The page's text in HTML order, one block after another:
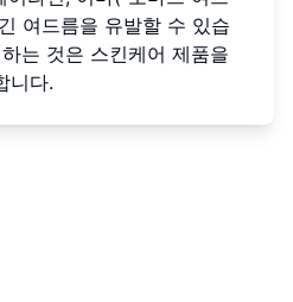
여드름을 유발할 수 있습
는 것은 스킨케어 제품을
니다.